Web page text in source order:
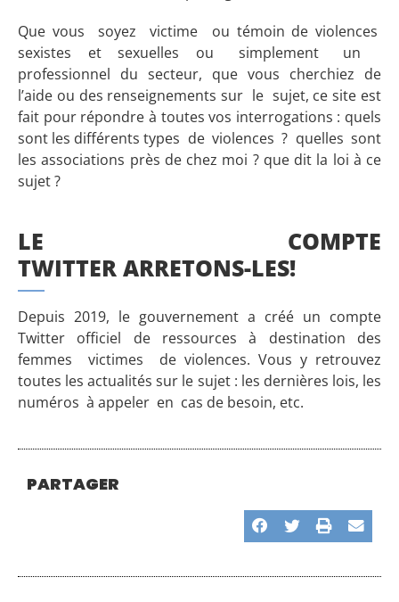
Que vous soyez victime ou témoin de violences
sexistes et sexuelles ou simplement un
professionnel du secteur, que vous cherchiez de
l’aide ou des renseignements sur le sujet, ce site est
fait pour répondre à toutes vos interrogations : quels
sont les différents types de violences ? quelles sont
les associations près de chez moi ? que dit la loi à ce
sujet ?
LE COMPTE
TWITTER ARRETONS-LES!
Depuis 2019, le gouvernement a créé un compte
Twitter officiel de ressources à destination des
femmes victimes de violences. Vous y retrouvez
toutes les actualités sur le sujet : les dernières lois, les
numéros à appeler en cas de besoin, etc.
PARTAGER